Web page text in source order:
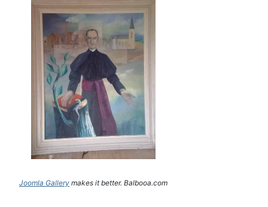
Joomla Gallery makes it better. Balbooa.com